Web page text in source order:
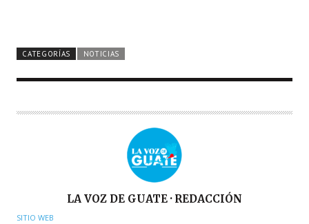
CATEGORÍAS NOTICIAS
U
LA VOZ DE GUATE · REDACCIÓN
SITIO WEB